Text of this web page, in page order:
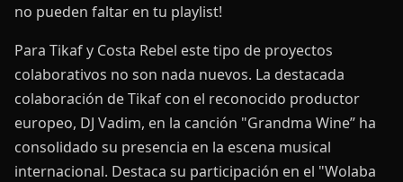
no pueden faltar en tu playlist!
Para Tikaf y Costa Rebel este tipo de proyectos
colaborativos no son nada nuevos. La destacada
colaboración de Tikaf con el reconocido productor
europeo, DJ Vadim, en la canción "Grandma Wine” ha
consolidado su presencia en la escena musical
internacional. Destaca su participación en el "Wolaba